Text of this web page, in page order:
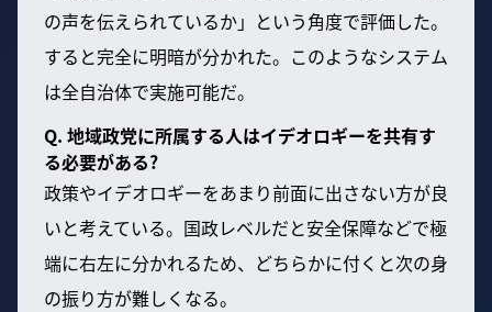
の声を伝えられているか」という角度で評価した。
すると完全に明暗が分かれた。このようなシステム
は全自治体で実施可能だ。
Q. 地域政党に所属する人はイデオロギーを共有す
る必要がある?
政策やイデオロギーをあまり前面に出さない方が良
いと考えている。国政レベルだと安全保障などで極
端に右左に分かれるため、どちらかに付くと次の身
の振り方が難しくなる。